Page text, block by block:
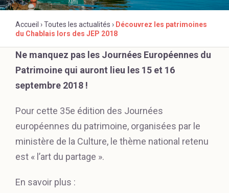
Accueil ›Toutes les actualités › Découvrez les patrimoines
du Chablais lors des JEP 2018
Ne manquez pas les Journées Européennes du
Patrimoine qui auront lieu les 15 et 16
septembre 2018 !
Pour cette 35e édition des Journées
européennes du patrimoine, organisées par le
ministère de la Culture, le thème national retenu
est « l’art du partage ».
En savoir plus :